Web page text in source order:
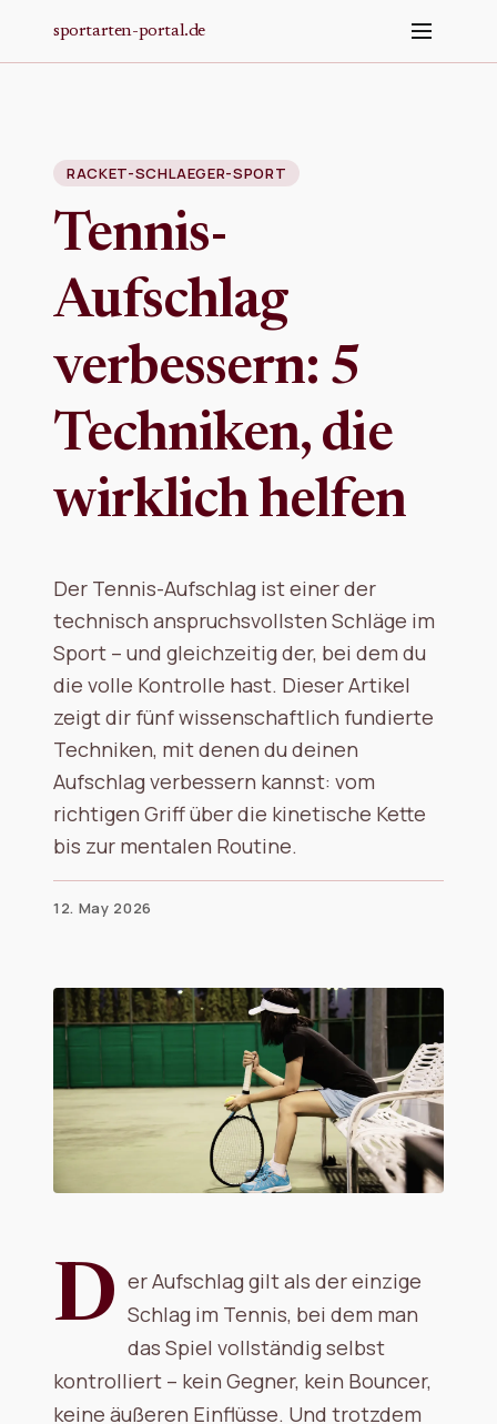
Zum Hauptinhalt springen
sportarten-portal.de
RACKET-SCHLAEGER-SPORT
Tennis-
Aufschlag
verbessern: 5
Techniken, die
wirklich helfen
Der Tennis-Aufschlag ist einer der
technisch anspruchsvollsten Schläge im
Sport – und gleichzeitig der, bei dem du
die volle Kontrolle hast. Dieser Artikel
zeigt dir fünf wissenschaftlich fundierte
Techniken, mit denen du deinen
Aufschlag verbessern kannst: vom
richtigen Griff über die kinetische Kette
bis zur mentalen Routine.
12. May 2026
D er Aufschlag gilt als der einzige
Schlag im Tennis, bei dem man
das Spiel vollständig selbst
kontrolliert – kein Gegner, kein Bouncer,
keine äußeren Einflüsse. Und trotzdem